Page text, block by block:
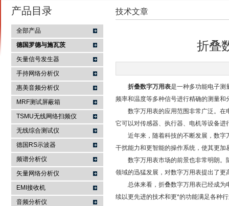
南京咏仪电子科技有限公司
产品目录
全部产品
德国罗德与施瓦茨
矢量信号发生器
手持网络分析仪
惠美音频分析仪
MRF测试屏蔽箱
TSMU无线网络扫频仪
无线综合测试仪
德国RS示波器
频谱分析仪
矢量网络分析仪
EMI接收机
音频分析仪
技术文章
折叠
折叠数字万用表是一种多功能电子测
频率和温度等多种信号进行精确的测量
数字万用表的应用范围非常广泛。在
它可以对传感器、执行器、电机等设备
近年来，随着科技的不断发展，数字
干扰能力和更智能的操作系统，使其更
数字万用表市场的前景也非常明朗。
领域的迅猛发展，对数字万用表提出了更
总体来看，折叠数字万用表已经成为
续以更先进的技术和更*的功能满足各种